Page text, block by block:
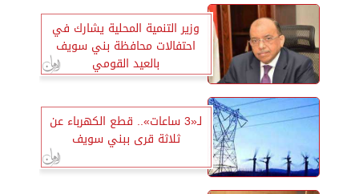
وزير التنمية المحلية يشارك في
احتفالات محافظة بني سويف
بالعيد القومي
لـ«3 ساعات».. قطع الكهرباء عن
ثلاثة قرى ببني سويف